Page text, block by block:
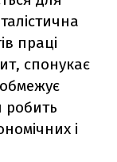
праці
спонукає
робить
і